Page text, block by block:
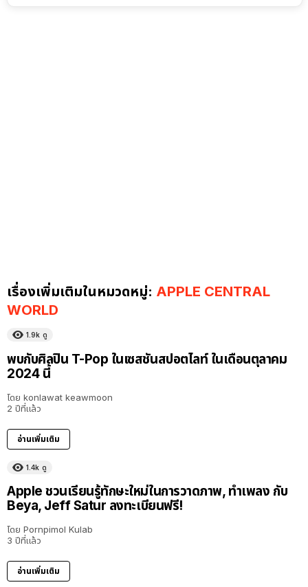
เรื่องเพิ่มเติมในหมวดหมู่: APPLE CENTRAL
WORLD
1.9k ดู
พบกับศิลปิน T-Pop ในเซสชันสปอตไลท์ ในเดือนตุลาคม
2024 นี้
โดย konlawat keawmoon
2 ปีที่แล้ว
อ่านเพิ่มเติม
1.4k ดู
Apple ชวนเรียนรู้ทักษะใหม่ในการวาดภาพ, ทำเพลง กับ
Beya, Jeff Satur ลงทะเบียนฟรี!
โดย Pornpimol Kulab
3 ปีที่แล้ว
อ่านเพิ่มเติม